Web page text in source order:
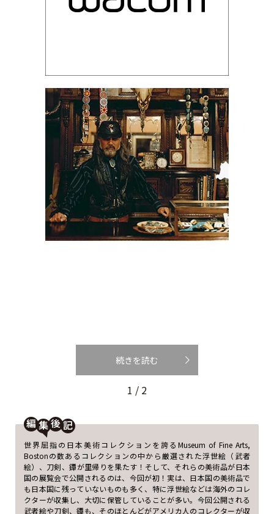
続きを読む
1 / 2
編
後
世界屈指の日本美術コレクションを誇るMuseum of Fine Arts,
Bostonの数あるコレクションの中から厳選された浮世絵（武者
絵）、刀剣、鐔が里帰りを果たす！そして、それらの美術品が日本
国の展覧会で公開されるのは、今回が初！実は、日本国の美術品で
も日本国に残っていないものも多く、特に浮世絵などは海外のコレ
クターが収集し、大切に保管していることが多い。今回公開される
武者絵や刀剣、鐔も、そのほとんどがアメリカ人のコレクターが収